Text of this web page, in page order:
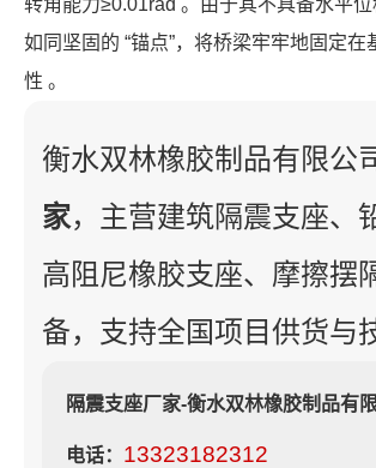
如同坚固的 “锚点”，将桥梁牢牢地固定
性 。
衡水双林橡胶制品有限公
家，主营建筑隔震支座、
高阻尼橡胶支座、摩擦摆
备，支持全国项目供货与
隔震支座厂家-衡水双林橡胶制品有
电话： 13323182312